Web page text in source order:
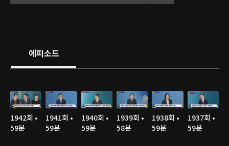
에피소드
1942회 •
59분
1941회 •
59분
1940회 •
59분
1939회 •
58분
1938회 •
59분
1937회 •
59분